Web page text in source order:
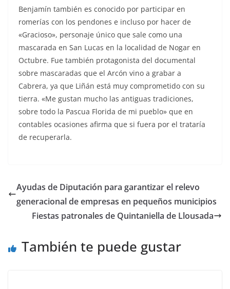
Benjamín también es conocido por participar en
romerías con los pendones e incluso por hacer de
«Gracioso», personaje único que sale como una
mascarada en San Lucas en la localidad de Nogar en
Octubre. Fue también protagonista del documental
sobre mascaradas que el Arcón vino a grabar a
Cabrera, ya que Liñán está muy comprometido con su
tierra. «Me gustan mucho las antiguas tradiciones,
sobre todo la Pascua Florida de mi pueblo» que en
contables ocasiones afirma que si fuera por el trataría
de recuperarla.
Ayudas de Diputación para garantizar el relevo
generacional de empresas en pequeños municipios
Fiestas patronales de Quintaniella de Llousada
También te puede gustar